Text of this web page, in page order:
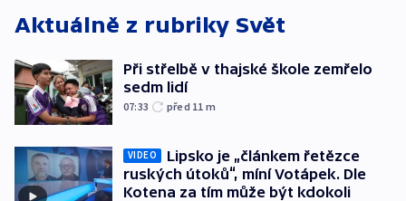
Aktuálně z rubriky Svět
Při střelbě v thajské škole zemřelo
sedm lidí
07:33 před 11 m
VIDEO
Lipsko je „článkem řetězce
ruských útoků“, míní Votápek. Dle
Kotena za tím může být kdokoli